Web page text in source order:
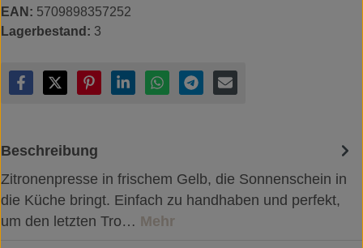
EAN: 5709898357252
Lagerbestand: 3
Beschreibung
Zitronenpresse in frischem Gelb, die Sonnenschein in
die Küche bringt. Einfach zu handhaben und perfekt,
um den letzten Tro… Mehr